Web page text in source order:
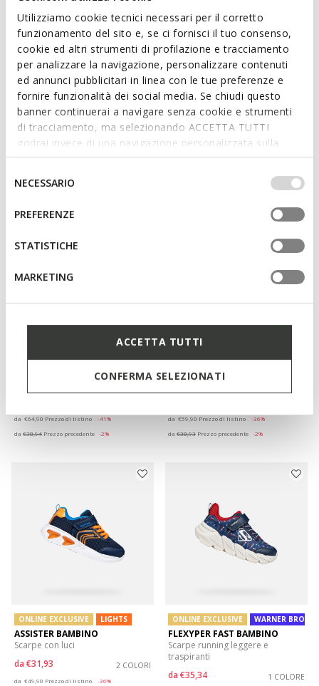
Utilizziamo cookie tecnici necessari per il corretto
funzionamento del sito e, se ci fornisci il tuo consenso,
cookie ed altri strumenti di profilazione e tracciamento
per analizzare la navigazione, personalizzare contenuti
ed annunci pubblicitari in linea con le tue preferenze e
fornire funzionalità dei social media. Se chiudi questo
banner continuerai a navigare senza cookie e strumenti
di tracciamento, ma selezionando ACCETTA TUTTI
godrai invece di una navigazione personalizzata sulla
base dei tuoi gusti ed interessi. Selezionando
IMPOSTAZIONI potrai anche scegliere quali cookies ed
altri strumenti di tracciamento autorizzare. Per maggiori
informazioni o per modificare in qualsiasi momento le
tue impostazioni, visita la nostra
consenso
NECESSARIO
PREFERENZE
STATISTICHE
MARKETING
ACCETTA TUTTI
CONFERMA SELEZIONATI
LIGHTS NINTENDO
CIBERDRON BAMBINO
Scarpe con luci Nintendo Super
Mario
da€31,80 1 COLORE
da €64,90Prezzo di listino
-51%
LIGHTS
INEK BAMBINO
Scarpe con luci
da€29,35 1 COLORE
da
Price reduced from
€59,90
to
Prezzo di listino
-51%
da€29,95Prezzo precedente -2%
CIBERDRON BAMBINO
Scarpe con luci Spider-Man
da
Price reduced from
€64,90
to
Prezzo di listino
-41%
da €38,94 Prezzo precedente -2%
SANDAL CIBERDRON BAMBINO
Sandali con luci Superman
da
Price reduced from
€59,90
to
Prezzo di listino
-36%
da €38,93 Prezzo precedente -2%
ONLINE EXCLUSIVE LIGHTS
ASSISTER BAMBINO
Scarpe con luci
da €31,93 2 COLORI
da €49,90 Prezzo di listino
-36%
ONLINE EXCLUSIVE WARNER BROS
FLEXYPER FAST BAMBINO
Scarpe running leggere e
traspiranti
da €35,34 1 COLORE